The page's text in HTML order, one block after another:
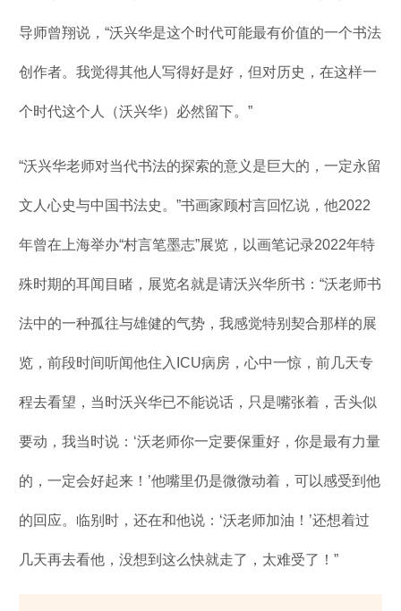
导师曾翔说，“沃兴华是这个时代可能最有价值的一个书法
创作者。我觉得其他人写得好是好，但对历史，在这样一
个时代这个人（沃兴华）必然留下。”
“沃兴华老师对当代书法的探索的意义是巨大的，一定永留
文人心史与中国书法史。”书画家顾村言回忆说，他2022
年曾在上海举办“村言笔墨志”展览，以画笔记录2022年特
殊时期的耳闻目睹，展览名就是请沃兴华所书：“沃老师书
法中的一种孤往与雄健的气势，我感觉特别契合那样的展
览，前段时间听闻他住入ICU病房，心中一惊，前几天专
程去看望，当时沃兴华已不能说话，只是嘴张着，舌头似
要动，我当时说：‘沃老师你一定要保重好，你是最有力量
的，一定会好起来！’他嘴里仍是微微动着，可以感受到他
的回应。临别时，还在和他说：‘沃老师加油！’还想着过
几天再去看他，没想到这么快就走了，太难受了！”